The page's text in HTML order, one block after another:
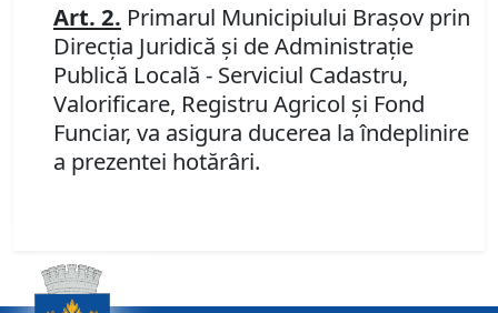
Art. 2. Primarul Municipiului Braşov prin
Direcţia Juridică şi de Administraţie
Publică Locală - Serviciul Cadastru,
Valorificare, Registru Agricol şi Fond
Funciar, va asigura ducerea la îndeplinire
a prezentei hotărâri.